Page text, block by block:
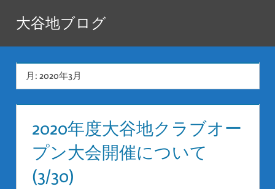
テ
大谷地ブログ
月: 2020年3月
2020年度大谷地クラブオー
プン大会開催について
(3/30)